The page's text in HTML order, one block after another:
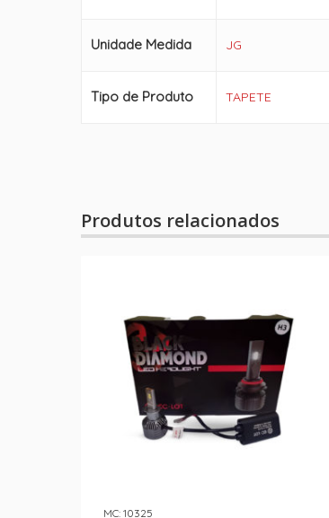
Unidade Medida JG
Tipo de Produto TAPETE
Produtos relacionados
MC: 10325